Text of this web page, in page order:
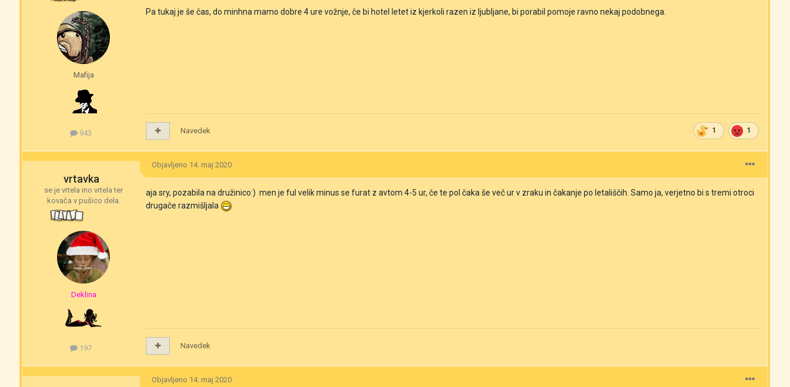
Mafija
943
Pa tukaj je še čas, do minhna mamo dobre 4 ure vožnje, če bi hotel letet iz kjerkoli razen iz ljubljane, bi porabil pomoje ravno nekaj podobnega.
1 1
Navedek
vrtavka
se je vrtela ino vrtela ter
kovača v pušico dela.
Deklina
197
Objavljeno 14. maj 2020
aja sry, pozabila na družinico:) men je ful velik minus se furat z avtom 4-5 ur, če te pol čaka še več ur v zraku in čakanje po letališčih. Samo ja, verjetno bi s tremi otroci
drugače razmišljala
Navedek
Objavljeno 14. maj 2020